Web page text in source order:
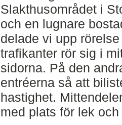
Slakthusområdet i
och en lugnare
delade vi upp
trafikanter rör sig i
sidorna. På den
entréerna så att
hastighet.
med plats för lek